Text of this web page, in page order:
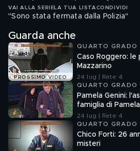
VAI ALLA SERIE LA TUA LISTA CONDIVIDI
"Sono stata fermata dalla Polizia"
Guarda anche
PROSSIMO VIDEO
QUARTO GRADO
Caso Roggero: le
Mazzarino
24 lug | Rete 4
QUARTO GRADO
Pamela Genini:
famiglia di Pamela
24 lug | Rete 4
QUARTO GRADO
Chico Forti: 26
misteri